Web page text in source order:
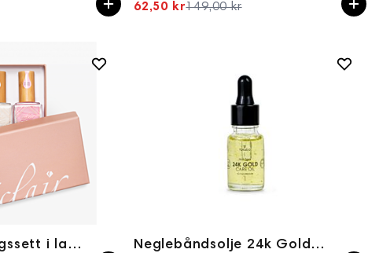
Spesialpris
62,50 kr149,00 kr
Neglebehandlingssett i lakk for naturlige negler. Neglebåndsolje 24k Gold Care 10ml Yokaba